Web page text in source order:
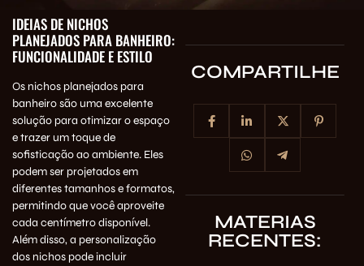
IDEIAS DE NICHOS
PLANEJADOS PARA BANHEIRO:
FUNCIONALIDADE E ESTILO
Os nichos planejados para
banheiro são uma excelente
solução para otimizar o espaço
e trazer um toque de
sofisticação ao ambiente. Eles
podem ser projetados em
diferentes tamanhos e formatos,
permitindo que você aproveite
cada centímetro disponível.
Além disso, a personalização
dos nichos pode incluir
COMPARTILHE
MATERIAS
RECENTES: